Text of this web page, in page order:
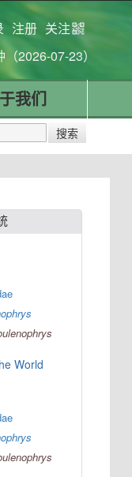
注册 关注
2026-07-23）
我们
World